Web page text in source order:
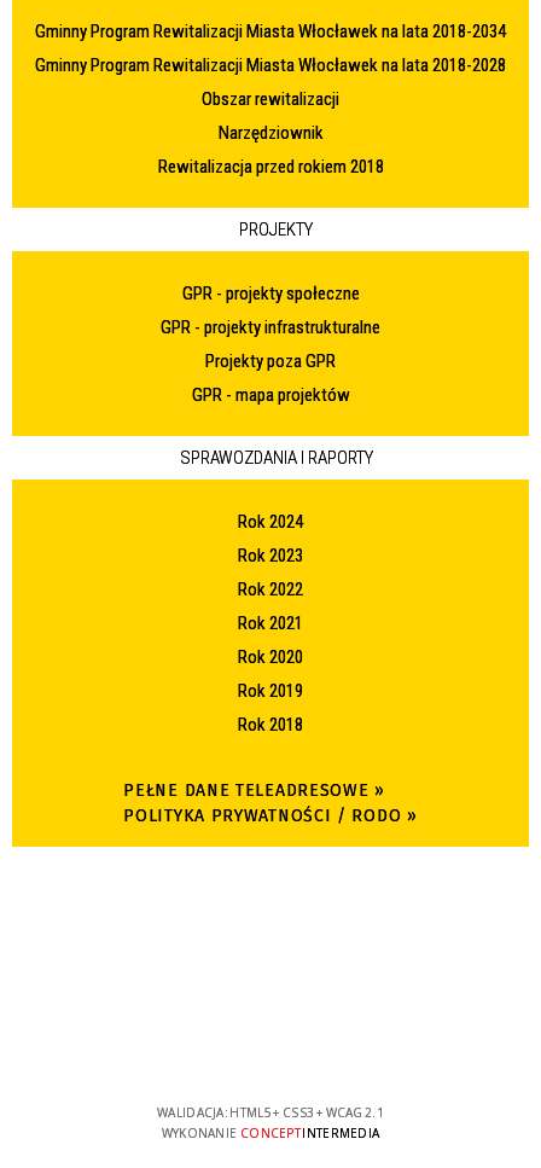
Gminny Program Rewitalizacji Miasta Włocławek na lata 2018-2034
Gminny Program Rewitalizacji Miasta Włocławek na lata 2018-2028
Obszar rewitalizacji
Narzędziownik
Rewitalizacja przed rokiem 2018
PROJEKTY
GPR - projekty społeczne
GPR - projekty infrastrukturalne
Projekty poza GPR
GPR - mapa projektów
SPRAWOZDANIA I RAPORTY
Rok 2024
Rok 2023
Rok 2022
Rok 2021
Rok 2020
Rok 2019
Rok 2018
PEŁNE DANE TELEADRESOWE »
POLITYKA PRYWATNOŚCI / RODO »
WALIDACJA: HTML5+ CSS3 + WCAG 2.1
WYKONANIE CONCEPTINTERMEDIA